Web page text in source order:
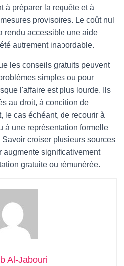
à préparer la requête et à
provisoires. Le coût nul
rendu accessible une aide
autrement inabordable.
les conseils gratuits peuvent
simples ou pour
l'affaire est plus lourde. Ils
au droit, à condition de
le cas échéant, de recourir à
à une représentation formelle
croiser plusieurs sources
augmente significativement
gratuite ou rémunérée.
Al-Jabouri